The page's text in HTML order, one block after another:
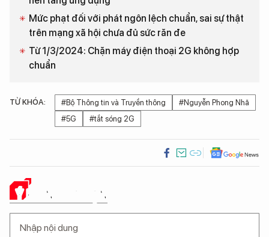
Mức phạt đối với phát ngôn lệch chuẩn, sai sự thật
trên mạng xã hội chưa đủ sức răn đe
Từ 1/3/2024: Chặn máy điện thoại 2G không hợp
chuẩn
TỪ KHÓA: #Bộ Thông tin và Truyền thông
#Nguyễn Phong Nhã
#5G
#tắt sóng 2G
Ý KIẾN CỦA BẠN